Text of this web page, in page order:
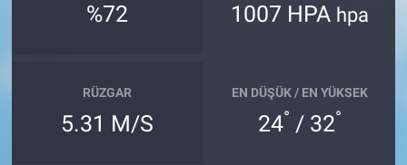
%72 1007 HPA hpa
RÜZGAR
5.31 M/S
EN DÜŞÜK / EN YÜKSEK
24° / 32°